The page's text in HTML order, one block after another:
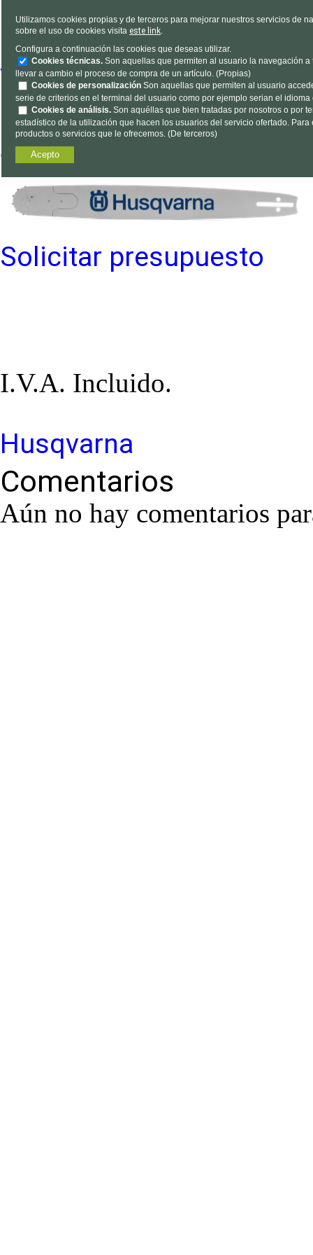
GUIA HUSQV. 20" 3/8
1,3 SM 10T
Volver a: Espadas
GUIA HUSQV. 20" 3/
Solicitar presupuesto
I.V.A. Incluido.
Husqvarna
Comentarios
Aún no hay comentarios
Utilizamos cookies propias y de terceros para mejorar nuestros servicios de
sobre el uso de cookies visita este link.
Configura a continuación las cookies que deseas utilizar.
Cookies técnicas. Son aquellas que permiten al usuario la navegación
llevar a cambio el proceso de compra de un artículo. (Propias)
Cookies de personalización Son aquellas que permiten al usuario
serie de criterios en el terminal del usuario como por ejemplo serian el
Cookies de análisis. Son aquéllas que bien tratadas por nosotros o por
estadístico de la utilización que hacen los usuarios del servicio ofertado.
productos o servicios que le ofrecemos. (De terceros)
Acepto